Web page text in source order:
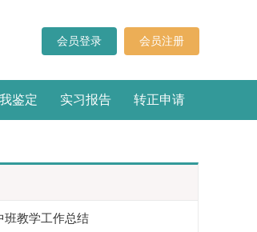
会员登录 会员注册
鉴定 实习报告 转正申请
班教学工作总结